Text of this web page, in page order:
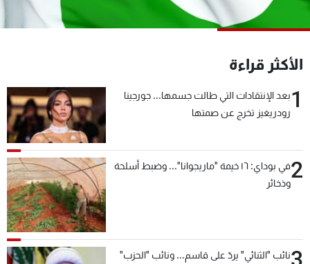
الأكثر قراءة
1بعد الإنتقادات التي طالت جسمها... جورجينا
رودريغيز تخرج عن صمتها
2
في بوداي: ١٦ خيمة "ماريجوانا"... وضبط أسلحة
وذخائر
نائب "الثنائي" يردّ على قاسم... ونائب "الحزب"
شاهد البرامج
الترددات
عن MTV
لاعلاناتكم
شروط الإسـتخدام
سياسة الخصوصية